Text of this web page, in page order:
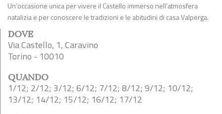
Un’occasione unica per vivere il Castello immerso nell’atmosfera
natalizia e per conoscere le tradizioni e le abitudini di casa Valperga.
DOVE
Via Castello, 1, Caravino
Torino - 10010
QUANDO
1/12; 2/12; 3/12; 6/12; 7/12; 8/12; 9/12; 10/12;
13/12; 14/12; 15/12; 16/12; 17/12